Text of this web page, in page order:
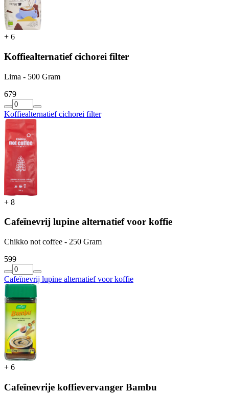
+ 6
Koffiealternatief cichorei filter
Lima - 500 Gram
679
Koffiealternatief cichorei filter
+ 8
Cafeïnevrij lupine alternatief voor koffie
Chikko not coffee - 250 Gram
599
Cafeïnevrij lupine alternatief voor koffie
+ 6
Cafeïnevrije koffievervanger Bambu